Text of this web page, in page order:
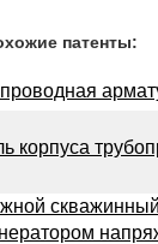
патенты:
корпуса